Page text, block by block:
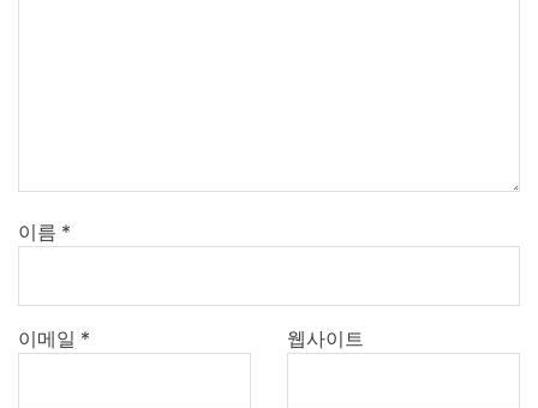
이름 *
이메일 * 웹사이트